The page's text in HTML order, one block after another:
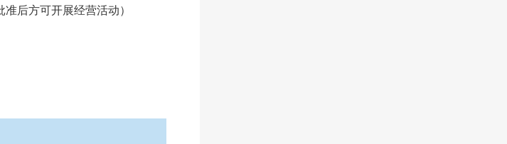
后方可开展经营活动）